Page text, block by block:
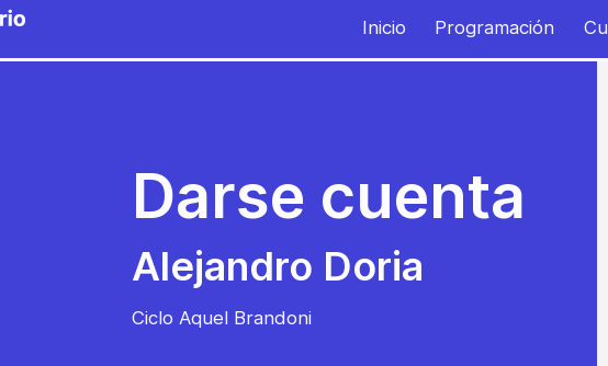
Inicio Programación
Darse cuenta
Alejandro Doria
Ciclo Aquel Brandoni